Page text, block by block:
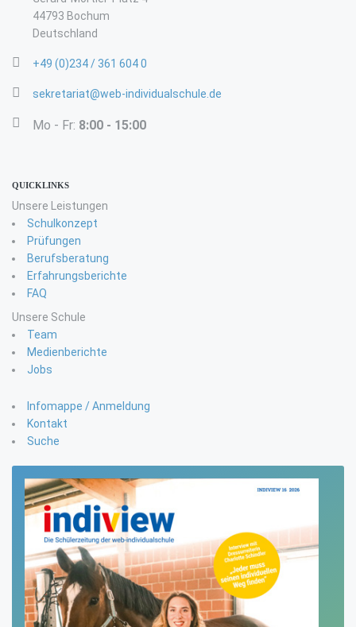
44793 Bochum
Deutschland
+49 (0)234 / 361 604 0
sekretariat@web-individualschule.de
Mo - Fr: 8:00 - 15:00
QUICKLINKS
Unsere Leistungen
Schulkonzept
Prüfungen
Berufsberatung
Erfahrungsberichte
FAQ
Unsere Schule
Team
Medienberichte
Jobs
Infomappe / Anmeldung
Kontakt
Suche